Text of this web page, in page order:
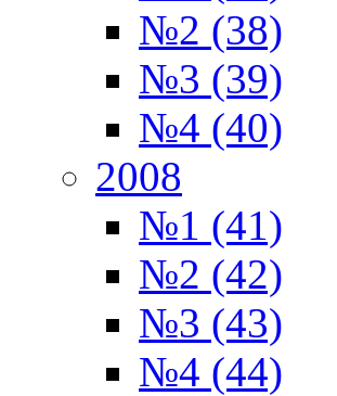
№2 (38)
№3 (39)
№4 (40)
2008
№1 (41)
№2 (42)
№3 (43)
№4 (44)